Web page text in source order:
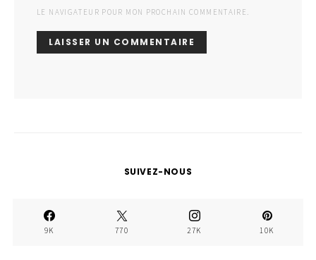
LE NAVIGATEUR POUR MON PROCHAIN COMMENTAIRE.
SUIVEZ-NOUS
9K 770 27K 10K